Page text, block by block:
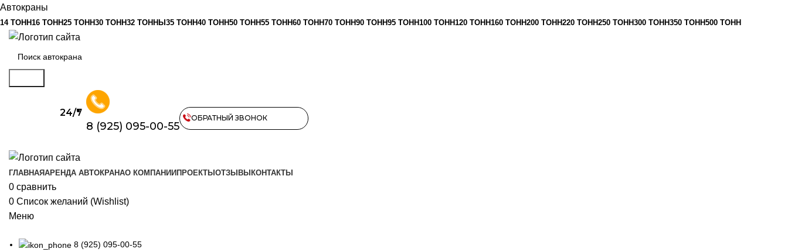
Автокраны
14 ТОНН16 ТОНН25 ТОНН30 ТОНН32 ТОННЫ 35 ТОНН40 ТОНН50 ТОНН55 ТОНН60 ТОНН70 ТОНН90 ТОНН95 ТОНН100 ТОНН120 ТОНН160 ТОНН200 ТОНН220 ТОНН250 ТОНН300 ТОНН350 ТОНН500 ТОНН
24/7
8 (925) 095-00-55
ОБРАТНЫЙ ЗВОНОК
ГЛАВНАЯАРЕНДА АВТОКРАНАО КОМПАНИИПРОЕКТЫОТЗЫВЫКОНТАКТЫ
0 сравнить
0 Список желаний (Wishlist)
Меню
8 (925) 095-00-55